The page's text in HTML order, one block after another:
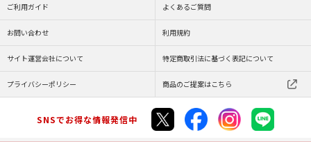
ご利用ガイド よくあるご質問
お問い合わせ 利用規約
サイト運営会社について 特定商取引法に基づく表記について
プライバシーポリシー 商品のご提案はこちら
SNSでお得な情報発信中